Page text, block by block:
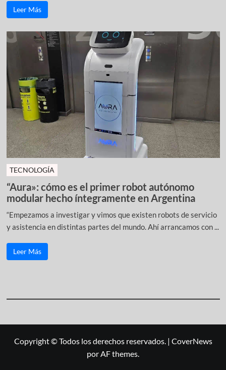
Leer Más
TECNOLOGÍA
“Aura»: cómo es el primer robot autónomo
modular hecho íntegramente en Argentina
“Empezamos a investigar y vimos que existen robots de servicio
y asistencia en distintas partes del mundo. Ahí arrancamos con ...
Leer Más
Copyright © Todos los derechos reservados. | CoverNews
por AF themes.